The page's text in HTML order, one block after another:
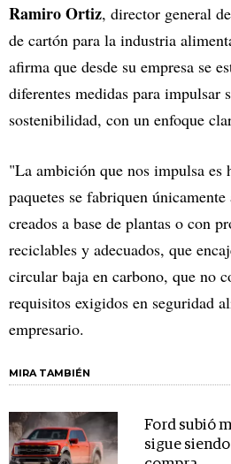
Ramiro Ortiz, director general
de cartón para la industria
afirma que desde su empresa se
diferentes medidas para impulsar
sostenibilidad, con un enfoque
"La ambición que nos impulsa es
paquetes se fabriquen
creados a base de plantas o con
reciclables y adecuados, que
circular baja en carbono, que no
requisitos exigidos en seguridad
empresario.
MIRA TAMBIÉN
Ford subió
sigue